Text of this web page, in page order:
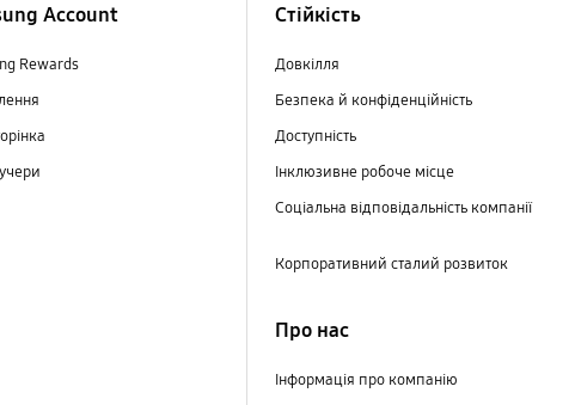
Account
Rewards
Стійкість
Довкілля
Безпека й конфіденційність
Доступність
Інклюзивне робоче місце
Соціальна відповідальність компанії
Корпоративний сталий розвиток
Про нас
Інформація про компанію